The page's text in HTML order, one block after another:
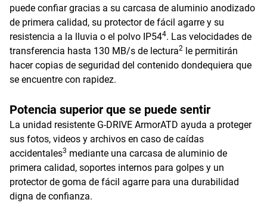
puede confiar gracias a su carcasa de aluminio anodizado
de primera calidad, su protector de fácil agarre y su
resistencia a la lluvia o el polvo IP544. Las velocidades de
transferencia hasta 130 MB/s de lectura2 le permitirán
hacer copias de seguridad del contenido dondequiera que
se encuentre con rapidez.
Potencia superior que se puede sentir
La unidad resistente G-DRIVE ArmorATD ayuda a proteger
sus fotos, videos y archivos en caso de caídas
accidentales3 mediante una carcasa de aluminio de
primera calidad, soportes internos para golpes y un
protector de goma de fácil agarre para una durabilidad
digna de confianza.